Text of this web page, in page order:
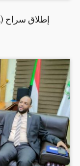
إطلاق سراح (62) نزيلآ ونزيلة بسجون شمال دارفور